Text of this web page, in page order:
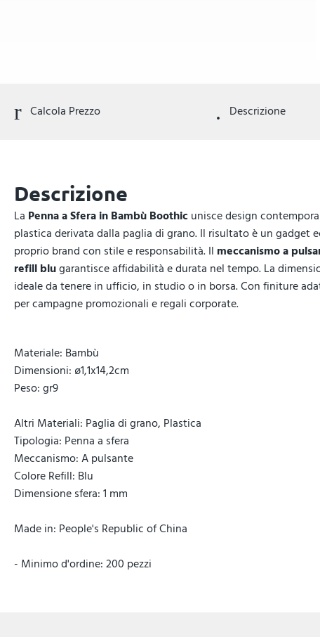
Calcola Prezzo Descrizione
Descrizione
La Penna a Sfera in Bambù Boothic unisce design
plastica derivata dalla paglia di grano. Il risultato è un gadget
proprio brand con stile e responsabilità. Il meccanismo a
refill blugarantisce affidabilità e durata nel tempo. La
ideale da tenere in ufficio, in studio o in borsa. Con finiture
per campagne promozionali e regali corporate.
Materiale: Bambù
Dimensioni: ø1,1x14,2cm
Peso: gr9
Altri Materiali: Paglia di grano, Plastica
Tipologia: Penna a sfera
Meccanismo: A pulsante
Colore Refill: Blu
Dimensione sfera: 1 mm
Made in: People's Republic of China
- Minimo d'ordine: 200 pezzi